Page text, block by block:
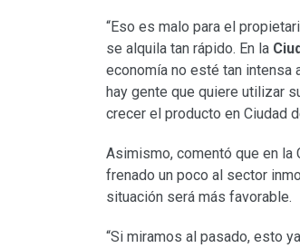
“Eso es malo para el
se alquila tan rápido. En la
economía no esté tan intensa
hay gente que quiere utilizar
crecer el producto en Ciudad
Asimismo, comentó que en la
frenado un poco al sector
situación será más favorable.
“Si miramos al pasado, esto